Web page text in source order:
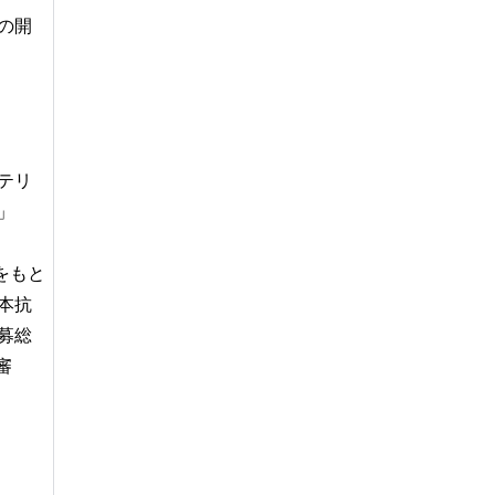
開
リ
もと
抗
総